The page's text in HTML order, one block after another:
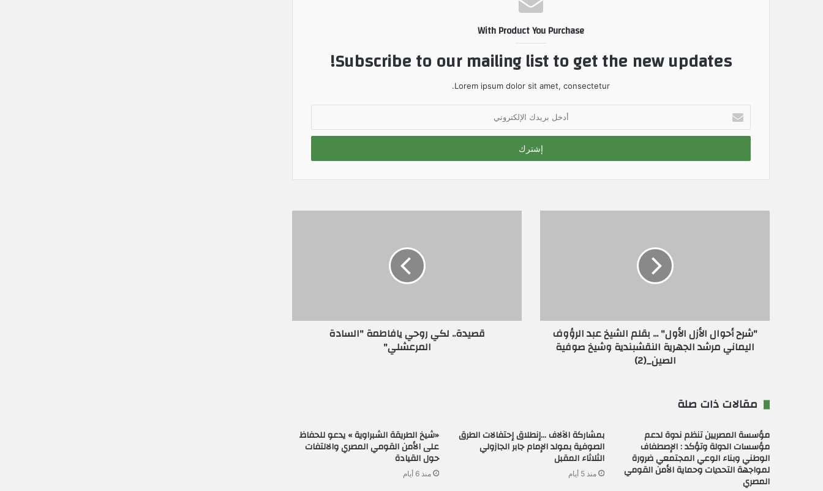
With Product You Purchase
Subscribe to our mailing list to get the new updates!
Lorem ipsum dolor sit amet, consectetur.
خ
ب
ك
ن
ي
"شرح أحوال الأزل الأول" ... بقلم الشيخ عبد الرؤوف
اليماني مرشد الجهرية النقشبندية وشيخ صوفية
الصين_(2)
قصيدة.. لكي روحي يافاطمة "السادة
المرعشلي"
مقالات ذات صلة
مؤسسة المصريين تنظم ندوة لدعم
مؤسسات الدولة وتؤكد : الإصطفاف
الوطني وبناء الوعي المجتمعي ضرورة
لمواجهة التحديات وحماية الأمن القومي
المصري
بمشاركة الآلاف …إنطلاق إحتفالات الطرق
الصوفية بمولد الإمام جابر الجازولي
الثلاثاء المقبل
منذ 5 أيام
«شيخ الطريقة الشبراوية » يدعو للحفاظ
على الأمن القومي المصري والالتفات
حول القيادة
منذ 6 أيام